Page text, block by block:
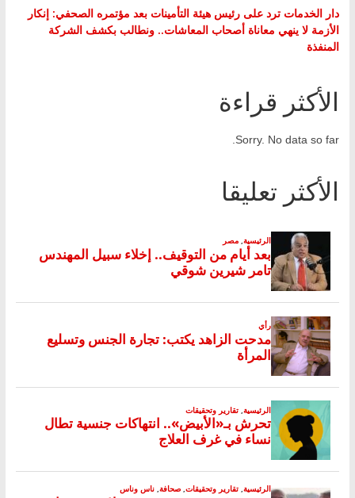
دار الخدمات ترد على رئيس هيئة التأمينات بعد مؤتمره الصحفي: إنكار
الأزمة لا ينهي معاناة أصحاب المعاشات.. ونطالب بكشف الشركة
المنفذة
الأكثر قراءة
Sorry. No data so far.
الأكثر تعليقا